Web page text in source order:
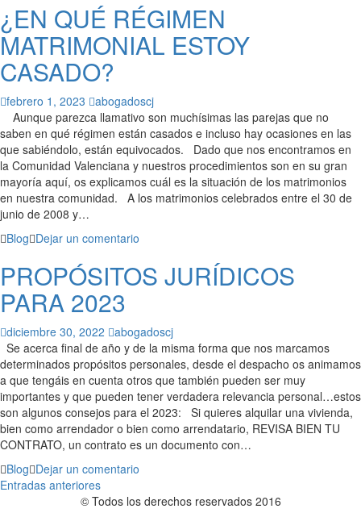
¿EN QUÉ RÉGIMEN
MATRIMONIAL ESTOY
CASADO?
febrero 1, 2023
abogadoscj
Aunque parezca llamativo son muchísimas las parejas que no
saben en qué régimen están casados e incluso hay ocasiones en las
que sabiéndolo, están equivocados. Dado que nos encontramos en
la Comunidad Valenciana y nuestros procedimientos son en su gran
mayoría aquí, os explicamos cuál es la situación de los matrimonios
en nuestra comunidad. A los matrimonios celebrados entre el 30 de
junio de 2008 y…
Blog Dejar un comentario
PROPÓSITOS JURÍDICOS
PARA 2023
diciembre 30, 2022
abogadoscj
Se acerca final de año y de la misma forma que nos marcamos
determinados propósitos personales, desde el despacho os animamos
a que tengáis en cuenta otros que también pueden ser muy
importantes y que pueden tener verdadera relevancia personal…estos
son algunos consejos para el 2023: Si quieres alquilar una vivienda,
bien como arrendador o bien como arrendatario, REVISA BIEN TU
CONTRATO, un contrato es un documento con…
Blog Dejar un comentario
Navegación
Entradas anteriores
© Todos los derechos reservados 2016